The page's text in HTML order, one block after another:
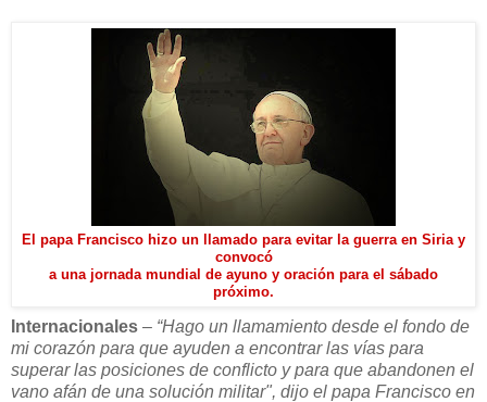
El papa Francisco hizo un llamado para evitar la guerra en Siria y
convocó
a una jornada mundial de ayuno y oración para el sábado
próximo.
Internacionales – “Hago un llamamiento desde el fondo de
mi corazón para que ayuden a encontrar las vías para
superar las posiciones de conflicto y para que abandonen el
vano afán de una solución militar", dijo el papa Francisco en